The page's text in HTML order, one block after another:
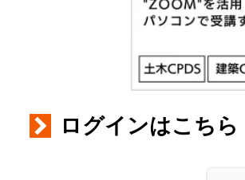
ログインはこちら